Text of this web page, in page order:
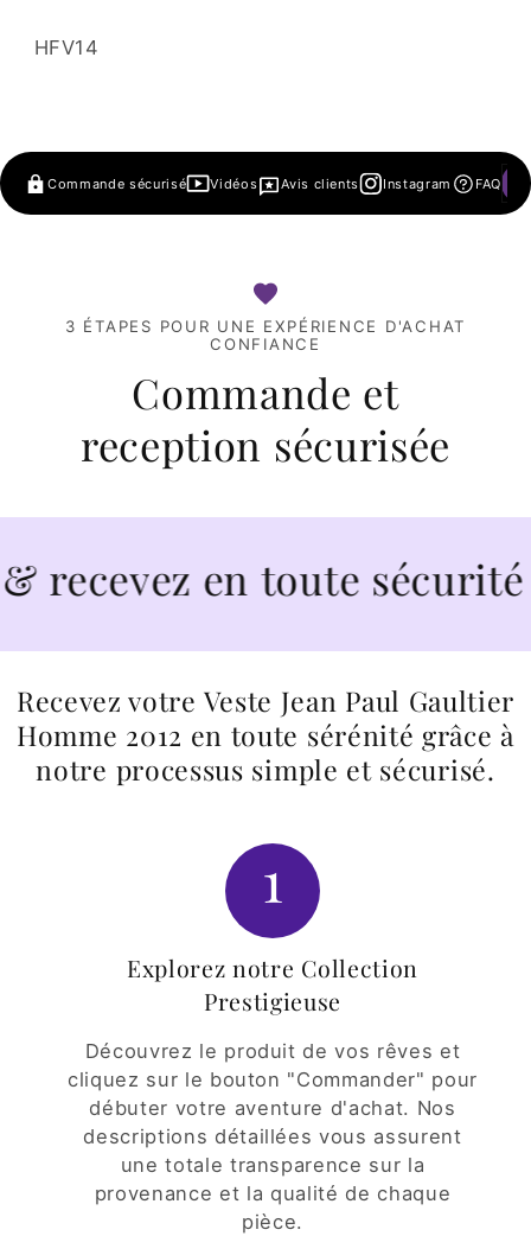
SKU:
HFV14
Commande sécurisé Vidéos Avis clients Instagram FAQ
3 ÉTAPES POUR UNE EXPÉRIENCE D'ACHAT
CONFIANCE
Commande et
reception sécurisée
en toute sécurité
Recevez votre Veste Jean Paul Gaultier
Homme 2012 en toute sérénité grâce à
notre processus simple et sécurisé.
1
Explorez notre Collection
Prestigieuse
Découvrez le produit de vos rêves et
cliquez sur le bouton "Commander" pour
débuter votre aventure d'achat. Nos
descriptions détaillées vous assurent
une totale transparence sur la
provenance et la qualité de chaque
pièce.